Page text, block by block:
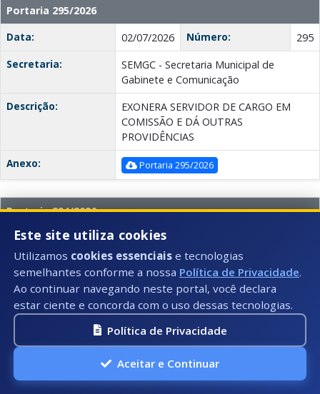
Portaria 295/2026
Data:
02/07/2026 Número:
295
Secretaria:
SEMGC - Secretaria Municipal de
Gabinete e Comunicação
Descrição:
EXONERA SERVIDOR DE CARGO EM
COMISSÃO E DÁ OUTRAS
PROVIDÊNCIAS
Anexo:
Portaria 295/2026
Portaria 294/2026
Data:
02/07/2026
SEMGC - Secretaria Municipal de
Gabinete e Comunicação
Descrição:
EXONERA SERVIDOR DO EXERCÍCIO DE
PROVIDÊNCIAS
Portaria 294/2026
Este site utiliza cookies
Utilizamos cookies essenciais e tecnologias
semelhantes conforme a nossa Política de Privacidade.
Ao continuar navegando neste portal, você declara
estar ciente e concorda com o uso dessas tecnologias.
Política de Privacidade
Aceitar e Continuar